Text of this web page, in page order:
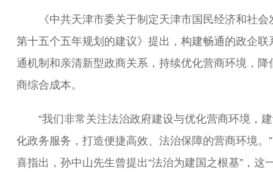
《中共天津市委关于制定天津市国民经济和社会
第十五个五年规划的建议》提出，构建畅通的政企联
通机制和亲清新型政商关系，持续优化营商环境，降
商综合成本。
“我们非常关注法治政府建设与优化营商环境，
化政务服务，打造便捷高效、法治保障的营商环境。
喜指出，孙中山先生曾提出“法治为建国之根基”，这